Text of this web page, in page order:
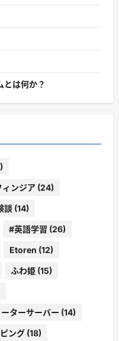
とは何か？
ィンジア (24)
談 (14)
#英語学習 (26)
Etoren (12)
ふわ姫 (15)
ターサーバー (14)
ング (18)